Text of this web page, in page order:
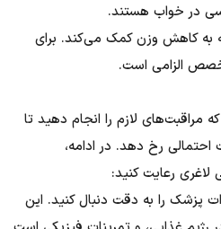
در خواب هستند.
به کاهش وزن کمک می‌کند. برای
الزامی است.
مراقبت‌های لازم را انجام دهید تا
رخ دهد. در ادامه،
رعایت کنید:
پزشک را به دقت دنبال کنید. این